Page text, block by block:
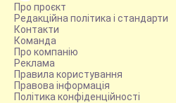
Про проєкт
Редакційна політика і стандарти
Контакти
Команда
Про компанію
Реклама
Правила користування
Правова інформація
Політика конфіденційності